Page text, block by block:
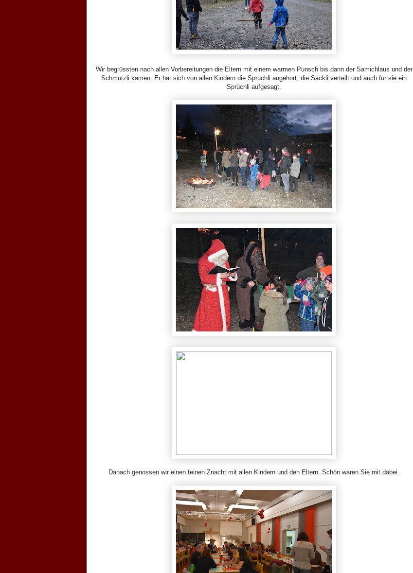
Wir begrüssten nach allen Vorbereitungen die Eltern mit einem warmen Punsch bis dann der Samichlaus und der
Schmutzli kamen. Er hat sich von allen Kindern die Sprüchli angehört, die Säckli verteilt und auch für sie ein
Sprüchli aufgesagt.
Danach genossen wir einen feinen Znacht mit allen Kindern und den Eltern. Schön waren Sie mit dabei.